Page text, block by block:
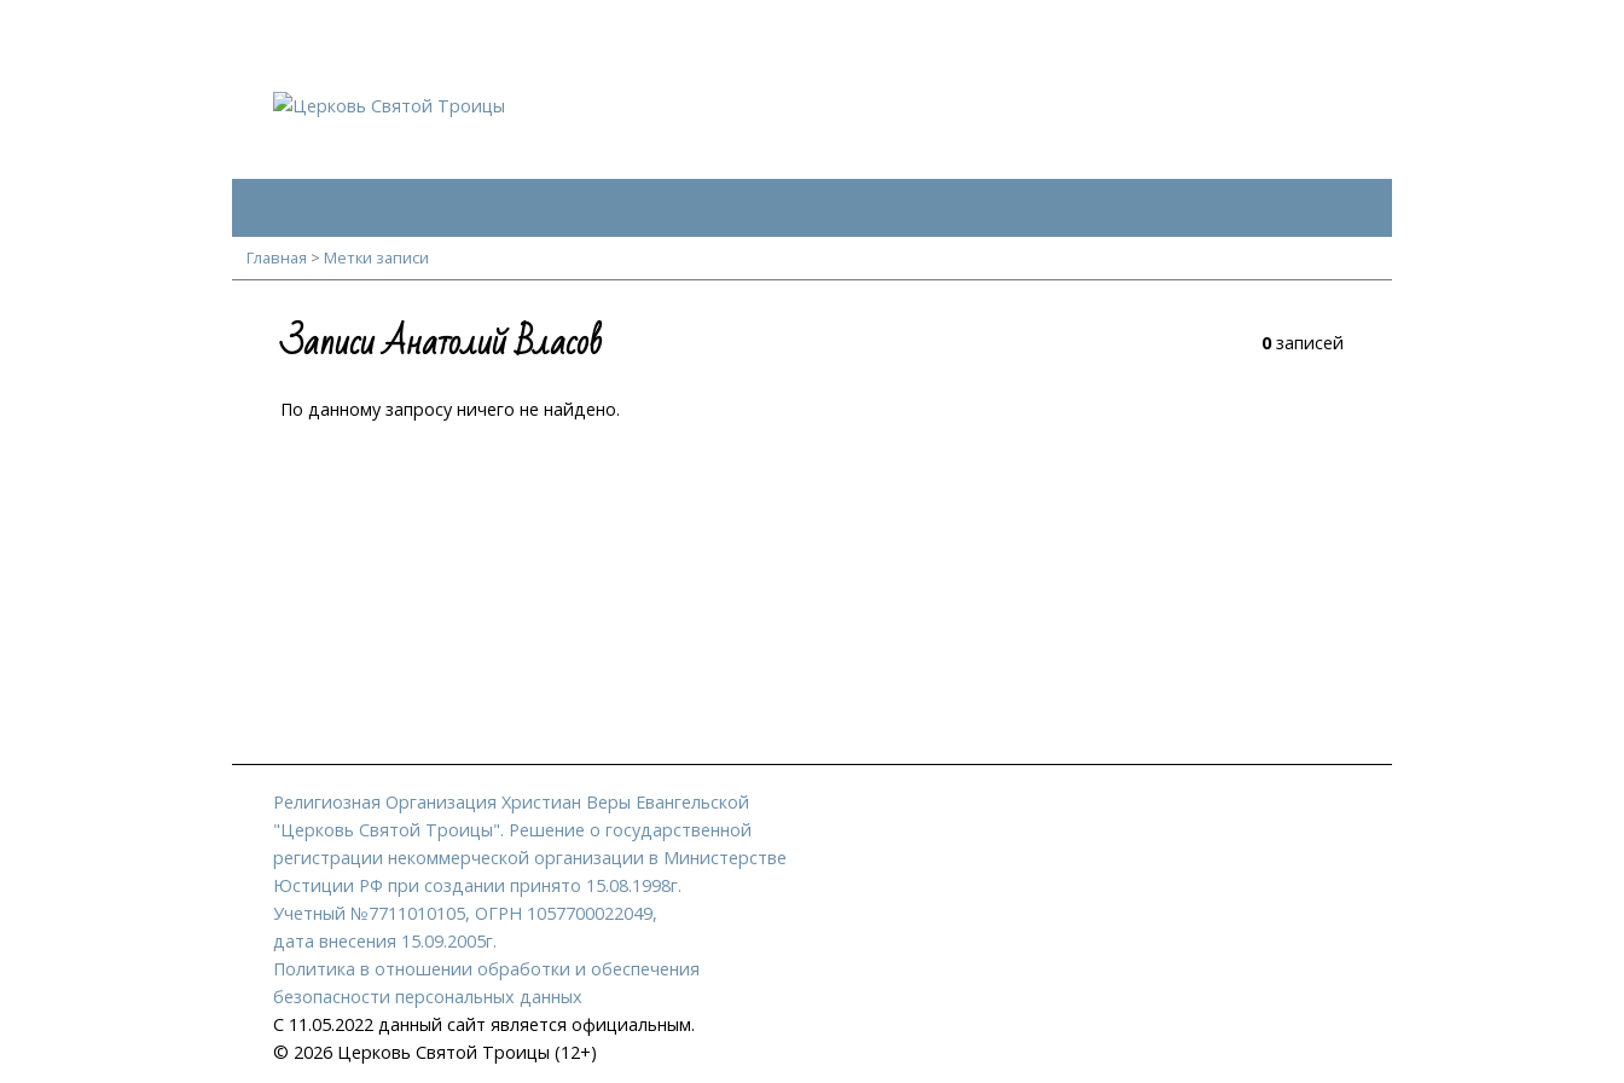
Главная > Метки записи
Записи Анатолий Власов 0записей
По данному запросу ничего не найдено.
Религиозная Организация Христиан Веры Евангельской
"Церковь Святой Троицы". Решение о государственной
регистрации некоммерческой организации в Министерстве
Юстиции РФ при создании принято 15.08.1998г.
Учетный №7711010105, ОГРН 1057700022049,
дата внесения 15.09.2005г.
Политика в отношении обработки и обеспечения
безопасности персональных данных
С 11.05.2022 данный сайт является официальным.
© 2026 Церковь Святой Троицы (12+)